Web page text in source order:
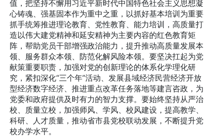
值，把坚持不懈用习近平新时代中国特色社会主义思想凝
心铸魂、强基固本作为重中之重，以抓好基本培训为重要
抓手统筹推进理论教育、党性教育、能力培训，高质量打
造以伟大建党精神和延安精神为主要内容的红色教育矩
阵，帮助党员干部增强政治能力，提升推动高质量发展本
领、服务群众本领、防范化解风险本领。要坚决扛起为党
献策重要职责，加强对党的创新理论的体系化学理化研
究，紧扣深化“三个年”活动、发展县域经济民营经济开放
型经济数字经济、推进重点改革任务落地等建言咨政，为
党委和政府提供及时有力的智力支撑。要始终坚持从严治
校、质量立校，加强师风、学风、校风建设，提高教学、
科研、人才质量，推动省市县党校联动发展，不断提升党
校办学水平。